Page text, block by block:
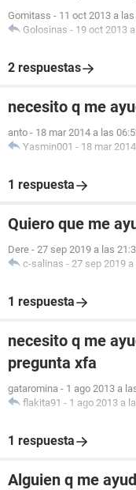
Gomitass - 11 oct 2013 a
Golosinas - 19 oct 2013
2 respuestas
necesito q me
anto - 18 mar 2014 a las
Yasmin001 - 18 mar
1 respuesta
Quiero que me
Dere - 27 sep 2019 a las
c-salinas - 27 sep 2019
1 respuesta
necesito q me
pregunta xfa
gataromina - 1 ago 2013 a
flakita91 - 1 ago 2013 a
1 respuesta
Alguien q me